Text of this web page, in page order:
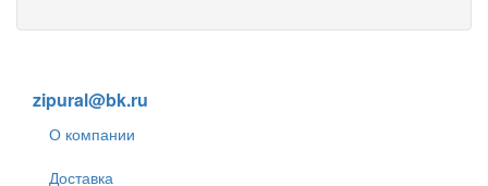
zipural@bk.ru
О компании
Доставка